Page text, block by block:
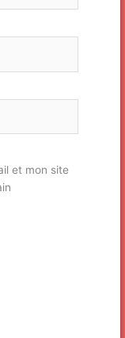
et mon site